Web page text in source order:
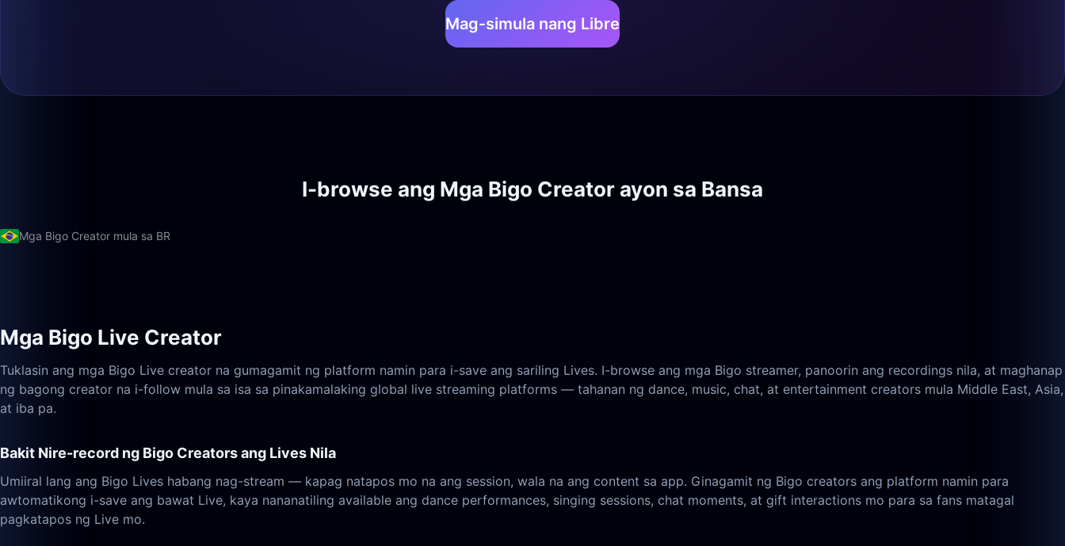
Mag-simula nang Libre
I-browse ang Mga Bigo Creator ayon sa Bansa
Mga Bigo Creator mula sa BR
Mga Bigo Live Creator
Tuklasin ang mga Bigo Live creator na gumagamit ng platform namin para i-save ang sariling Lives. I-browse ang mga Bigo streamer, panoorin ang recordings nila, at maghanap
ng bagong creator na i-follow mula sa isa sa pinakamalaking global live streaming platforms — tahanan ng dance, music, chat, at entertainment creators mula Middle East, Asia,
at iba pa.
Bakit Nire-record ng Bigo Creators ang Lives Nila
Umiiral lang ang Bigo Lives habang nag-stream — kapag natapos mo na ang session, wala na ang content sa app. Ginagamit ng Bigo creators ang platform namin para
awtomatikong i-save ang bawat Live, kaya nananatiling available ang dance performances, singing sessions, chat moments, at gift interactions mo para sa fans matagal
pagkatapos ng Live mo.